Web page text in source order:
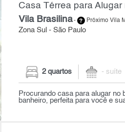
Casa Térrea para
Vila Brasilina- Próximo Vila
Zona Sul - São Paulo
2 quartos - suíte
Procurando casa para alugar no
banheiro, perfeita para você e